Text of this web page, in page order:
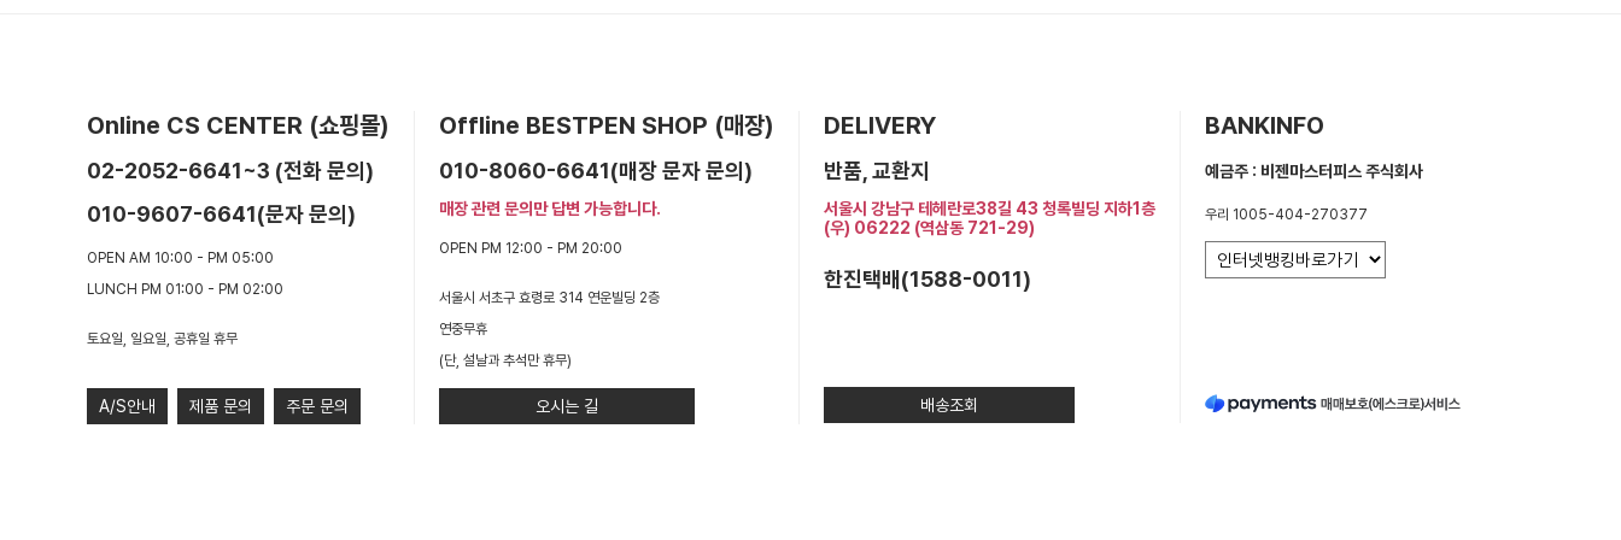
Online CS CENTER (쇼핑몰)
02-2052-6641~3 (전화 문의)
010-9607-6641(문자 문의)
OPEN AM 10:00 - PM 05:00
LUNCH PM 01:00 - PM 02:00
토요일, 일요일, 공휴일 휴무
A/S안내 제품 문의 주문 문의
Offline BESTPEN SHOP (매장)
010-8060-6641(매장 문자 문의)
매장 관련 문의만 답변 가능합니다.
OPEN PM 12:00 - PM 20:00
서울시 서초구 효령로 314 연운빌딩 2층
연중무휴
(단, 설날과 추석만 휴무)
오시는 길
DELIVERY
반품, 교환지
서울시 강남구 테헤란로38길 43 청록빌딩 지하1층
(우) 06222 (역삼동 721-29)
한진택배(1588-0011)
배송조회
BANKINFO
예금주 : 비젠마스터피스 주식회사
우리 1005-404-270377